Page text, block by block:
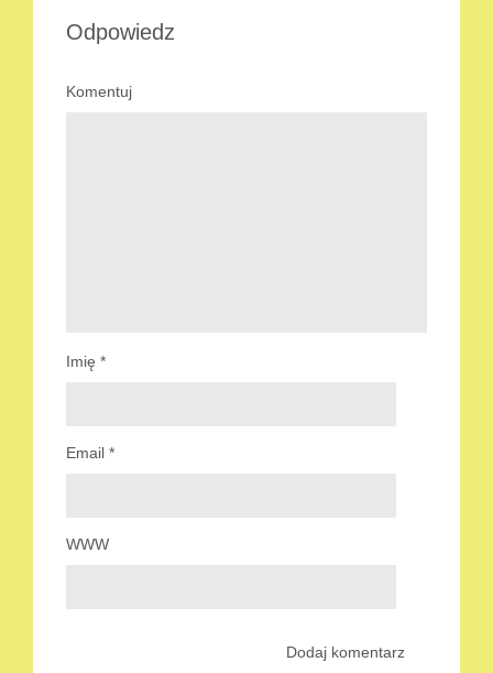
Odpowiedz
Komentuj
Imię *
Email *
WWW